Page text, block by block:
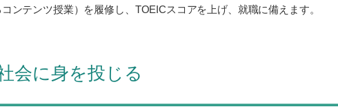
ンテンツ授業）を履修し、TOEICスコアを上げ、就職に備えます。
会に身を投じる